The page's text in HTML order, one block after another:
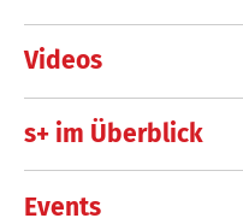
Videos
s+ im Überblick
Events